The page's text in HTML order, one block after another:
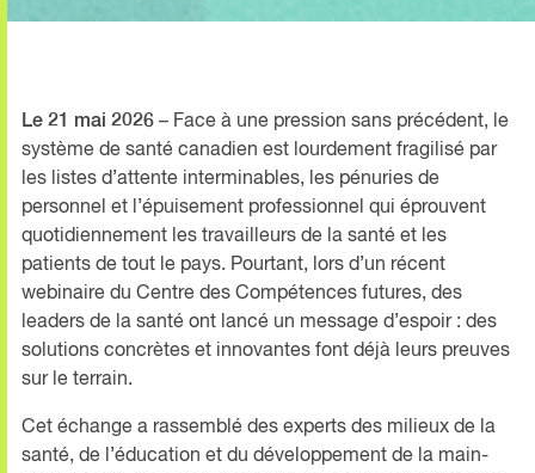
Le 21 mai 2026 – Face à une pression sans précédent, le
système de santé canadien est lourdement fragilisé par
les listes d’attente interminables, les pénuries de
personnel et l’épuisement professionnel qui éprouvent
quotidiennement les travailleurs de la santé et les
patients de tout le pays. Pourtant, lors d’un récent
webinaire du Centre des Compétences futures, des
leaders de la santé ont lancé un message d’espoir : des
solutions concrètes et innovantes font déjà leurs preuves
sur le terrain.
Cet échange a rassemblé des experts des milieux de la
santé, de l’éducation et du développement de la main-